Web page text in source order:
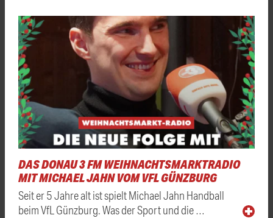
DAS DONAU 3 FM WEIHNACHTSMARKTRADIO
MIT MICHAEL JAHN VOM VFL GÜNZBURG
Seit er 5 Jahre alt ist spielt Michael Jahn Handball
beim VfL Günzburg. Was der Sport und die …